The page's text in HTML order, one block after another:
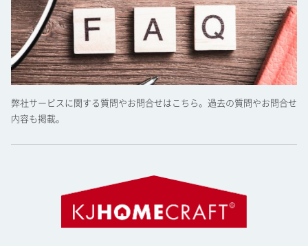
弊社サービスに関する質問やお問合せはこちら。過去の質問やお問合せ
内容も掲載。